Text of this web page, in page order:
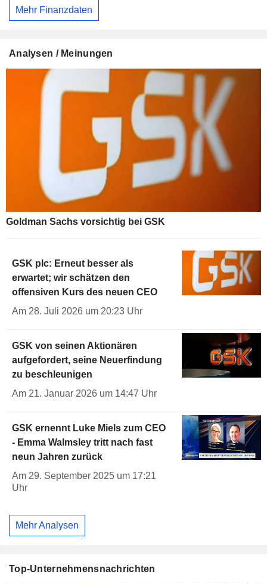
Mehr Finanzdaten
Analysen / Meinungen
Goldman Sachs vorsichtig bei GSK
GSK plc: Erneut besser als
erwartet; wir schätzen den
offensiven Kurs des neuen CEO
Am 28. Juli 2026 um 20:23 Uhr
GSK von seinen Aktionären
aufgefordert, seine Neuerfindung
zu beschleunigen
Am 21. Januar 2026 um 14:47 Uhr
GSK ernennt Luke Miels zum CEO
- Emma Walmsley tritt nach fast
neun Jahren zurück
Am 29. September 2025 um 17:21
Uhr
Mehr Analysen
Top-Unternehmensnachrichten